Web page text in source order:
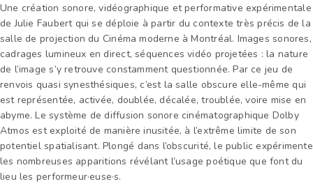
Une création sonore, vidéographique et performative expérimentale
de Julie Faubert qui se déploie à partir du contexte très précis de la
salle de projection du Cinéma moderne à Montréal. Images sonores,
cadrages lumineux en direct, séquences vidéo projetées : la nature
de l’image s’y retrouve constamment questionnée. Par ce jeu de
renvois quasi synesthésiques, c’est la salle obscure elle-même qui
est représentée, activée, doublée, décalée, troublée, voire mise en
abyme. Le système de diffusion sonore cinématographique Dolby
Atmos est exploité de manière inusitée, à l’extrême limite de son
potentiel spatialisant. Plongé dans l’obscurité, le public expérimente
les nombreuses apparitions révélant l’usage poétique que font du
lieu les performeur·euse·s.